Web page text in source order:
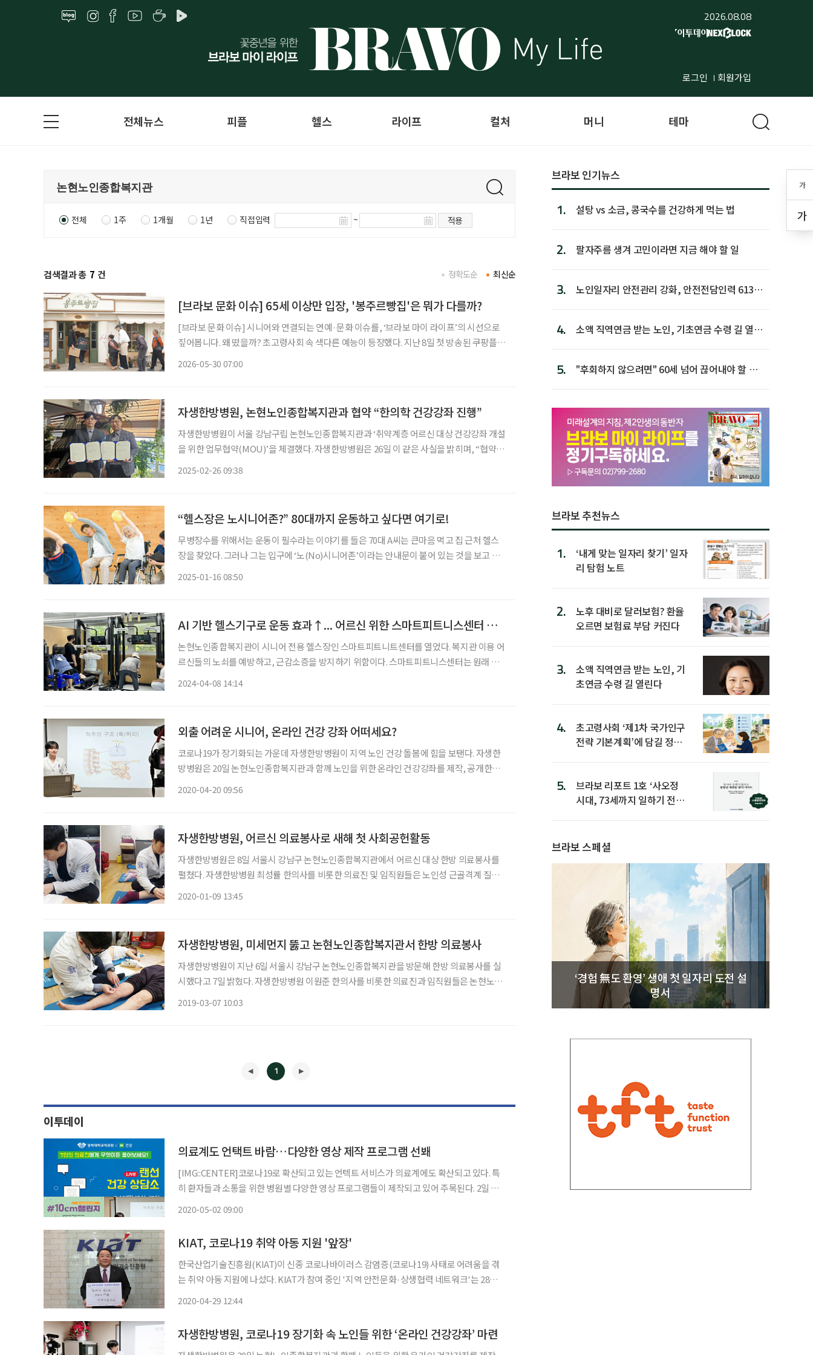
2026.08.08
로그인 회원가입
가
가
전체뉴스 피플 헬스 라이프 컬처 머니 테마
전체 1주 1개월 1년 직접입력 ~ 적용
검색결과 총 7 건 최신순
정확도순
[브라보 문화 이슈] 65세 이상만 입장, '봉주르빵집'은 뭐가 다를까?
[브라보 문화 이슈] 시니어와 연결되는 연예·문화 이슈를, ‘브라보 마이 라이프’의 시선으로
짚어봅니다. 왜 떴을까? 초고령사회 속 색다른 예능이 등장했다. 지난 8일 첫 방송된 쿠팡플레
2026-05-30 07:00
자생한방병원, 논현노인종합복지관과 협약 “한의학 건강강좌 진행”
자생한방병원이 서울 강남구립 논현노인종합복지관과 ‘취약계층 어르신 대상 건강강좌 개설
을 위한 업무협약(MOU)’을 체결했다. 자생한방병원은 26일 이 같은 사실을 밝히며, “협약식
2025-02-26 09:38
“헬스장은 노시니어존?” 80대까지 운동하고 싶다면 여기로!
무병장수를 위해서는 운동이 필수라는 이야기를 들은 70대 A씨는 큰마음 먹고 집 근처 헬스
장을 찾았다. 그러나 그는 입구에 ‘노(No)시니어존’이라는 안내문이 붙어 있는 것을 보고 발
2025-01-16 08:50
AI 기반 헬스기구로 운동 효과↑... 어르신 위한 스마트피트니스센터 개소
논현노인종합복지관이 시니어 전용 헬스장인 스마트피트니트센터를 열었다. 복지관 이용 어
르신들의 노쇠를 예방하고, 근감소증을 방지하기 위함이다. 스마트피트니스센터는 원래 건
2024-04-08 14:14
외출 어려운 시니어, 온라인 건강 강좌 어떠세요?
코로나19가 장기화되는 가운데 자생한방병원이 지역 노인 건강 돌봄에 힘을 보탠다. 자생한
방병원은 20일 논현노인종합복지관과 함께 노인을 위한 온라인 건강강좌를 제작, 공개한다
2020-04-20 09:56
자생한방병원, 어르신 의료봉사로 새해 첫 사회공헌활동
자생한방병원은 8일 서울시 강남구 논현노인종합복지관에서 어르신 대상 한방 의료봉사를
펼쳤다. 자생한방병원 최성률 한의사를 비롯한 의료진 및 임직원들은 노인성 근골격계 질환
2020-01-09 13:45
자생한방병원, 미세먼지 뚫고 논현노인종합복지관서 한방 의료봉사
자생한방병원이 지난 6일 서울시 강남구 논현노인종합복지관을 방문해 한방 의료봉사를 실
시했다고 7일 밝혔다. 자생한방병원 이원준 한의사를 비롯한 의료진과 임직원들은 논현노인
2019-03-07 10:03
◀
1
▶
이투데이
의료계도 언택트 바람…다양한 영상 제작 프로그램 선봬
[IMG::CENTER]코로나19로 확산되고 있는 언텍트 서비스가 의료계에도 확산되고 있다. 특
히 환자들과 소통을 위한 병원별 다양한 영상 프로그램들이 제작되고 있어 주목된다. 2일 의
2020-05-02 09:00
KIAT, 코로나19 취약 아동 지원 '앞장'
한국산업기술진흥원(KIAT)이 신종 코로나바이러스 감염증(코로나19) 사태로 어려움을 겪
는 취약 아동 지원에 나섰다. KIAT가 참여 중인 '지역 안전문화·상생협력 네트워크'는 28일
2020-04-29 12:44
자생한방병원, 코로나19 장기화 속 노인들 위한 ‘온라인 건강강좌’ 마련
브라보 인기뉴스
1. 설탕 vs 소금, 콩국수를 건강하게 먹는 법
2. 팔자주름 생겨 고민이라면 지금 해야 할 일
3.
노인일자리 안전관리 강화, 안전전담인력 613명
4.
소액 직역연금 받는 노인, 기초연금 수령 길 열린
5.
"후회하지 않으려면" 60세 넘어 끊어내야 할 사
브라보 추천뉴스
1.
‘내게 맞는 일자리 찾기’ 일자
리 탐험 노트
2.
노후 대비로 달러보험? 환율
오르면 보험료 부담 커진다
3.
소액 직역연금 받는 노인, 기
초연금 수령 길 열린다
4.
초고령사회 ‘제1차 국가인구
전략 기본계획’에 담길 정책
5.
브라보 리포트 1호 ‘사오정
시대, 73세까지 일하기 전략’
브라보 스페셜
‘경험 無도 환영’ 생애 첫 일자리 도전 설
명서